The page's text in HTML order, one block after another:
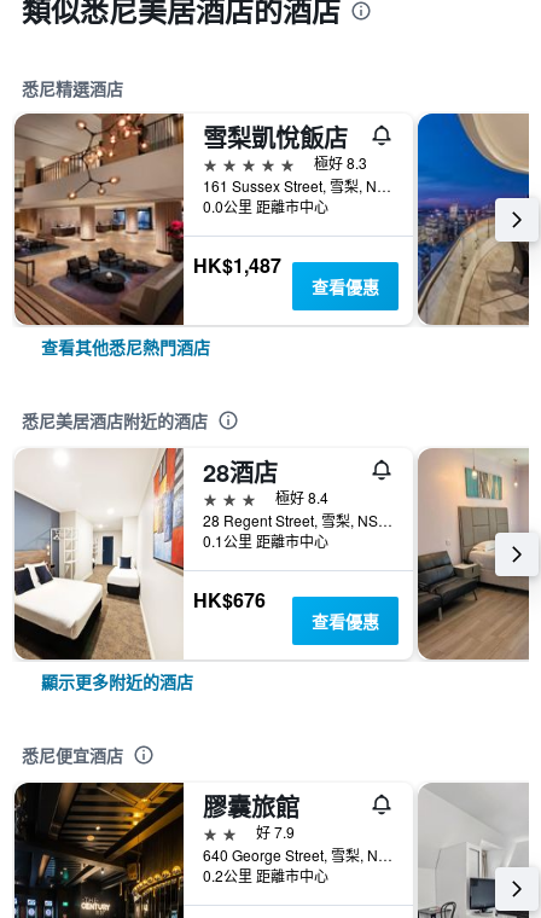
類似悉尼美居酒店的酒店
悉尼精選酒店
雪梨凱悅飯店
5星級
極好 8.3
161 Sussex Street, 雪梨, NSW, 澳洲
0.0公里 距離市中心
HK$1,487
查看優惠
查看其他悉尼熱門酒店
悉尼美居酒店附近的酒店
28酒店
3星級
極好 8.4
28 Regent Street, 雪梨, NSW, 澳洲
0.1公里 距離市中心
HK$676
查看優惠
顯示更多附近的酒店
悉尼便宜酒店
膠囊旅館
2星級
好 7.9
640 George Street, 雪梨, NSW, 澳洲
0.2公里 距離市中心